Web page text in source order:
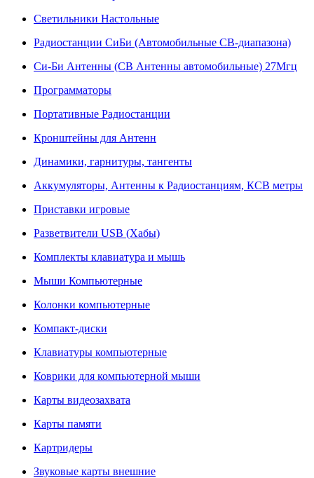
Светильники Настольные
Радиостанции СиБи (Автомобильные СВ-диапазона)
Си-Би Антенны (СВ Антенны автомобильные) 27Мгц
Программаторы
Портативные Радиостанции
Кронштейны для Антенн
Динамики, гарнитуры, тангенты
Аккумуляторы, Антенны к Радиостанциям, КСВ метры
Приставки игровые
Разветвители USB (Хабы)
Комплекты клавиатура и мышь
Мыши Компьютерные
Колонки компьютерные
Компакт-диски
Клавиатуры компьютерные
Коврики для компьютерной мыши
Карты видеозахвата
Карты памяти
Картридеры
Звуковые карты внешние